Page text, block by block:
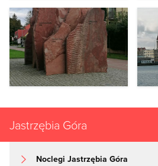
Jastrzębia Góra
Noclegi Jastrzębia Góra